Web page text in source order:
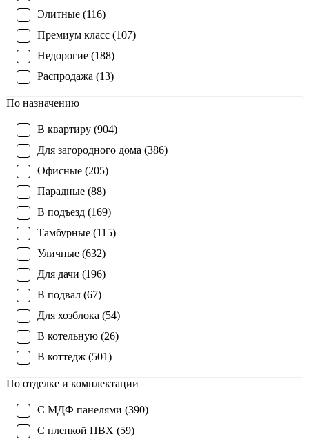
Элитные (116)
Премиум класс (107)
Недорогие (188)
Распродажа (13)
По назначению
В квартиру (904)
Для загородного дома (386)
Офисные (205)
Парадные (88)
В подъезд (169)
Тамбурные (115)
Уличные (632)
Для дачи (196)
В подвал (67)
Для хозблока (54)
В котельную (26)
В коттедж (501)
По отделке и комплектации
С МДФ панелями (390)
С пленкой ПВХ (59)